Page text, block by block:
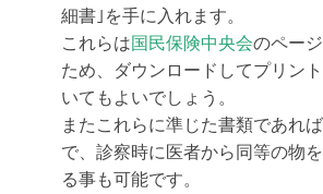
細書｣を手に入れます。
これらは国民保険中央会のペー
ため、ダウンロードしてプリン
いてもよいでしょう。
またこれらに準じた書類であれ
で、診察時に医者から同等の物
る事も可能です。